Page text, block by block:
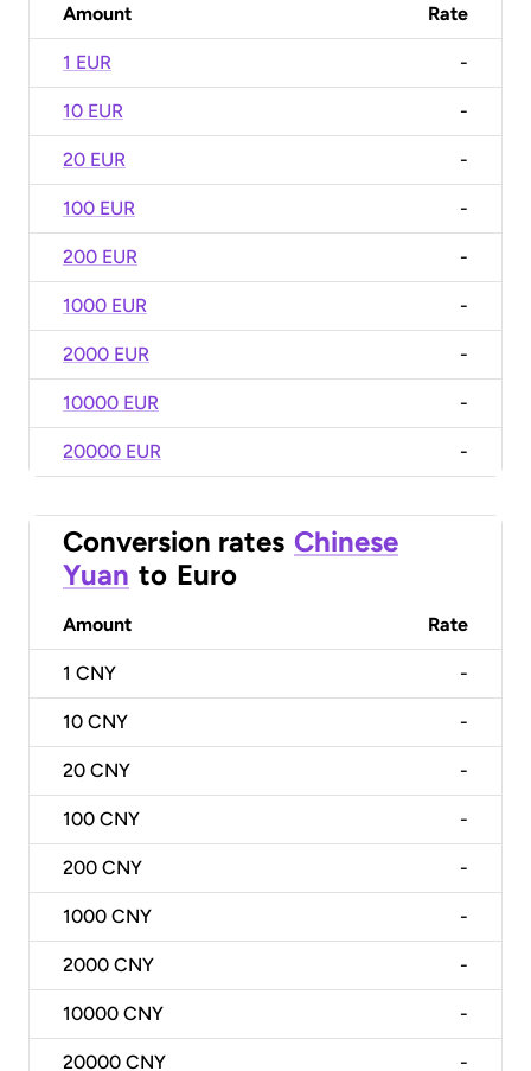
Amount Rate
1 EUR -
10 EUR -
20 EUR -
100 EUR -
200 EUR -
1000 EUR -
2000 EUR -
10000 EUR -
20000 EUR -
Conversion rates Chinese
Yuan to Euro
Amount Rate
1 CNY -
10 CNY -
20 CNY -
100 CNY -
200 CNY -
1000 CNY -
2000 CNY -
10000 CNY -
20000 CNY -